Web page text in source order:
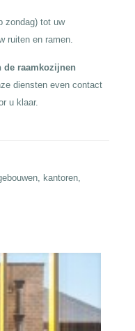
zondag) tot uw
ruiten en ramen.
raamkozijnen
diensten even contact
u klaar.
kantoren,